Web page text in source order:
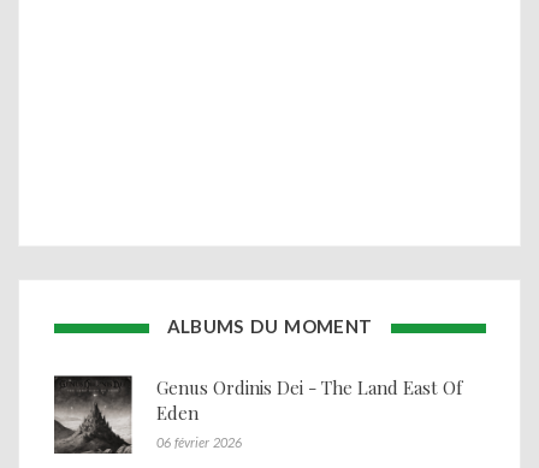
ALBUMS DU MOMENT
Genus Ordinis Dei - The Land East Of
Eden
06 février 2026